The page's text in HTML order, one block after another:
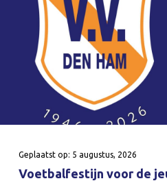
Geplaatst op: 5 augustus, 2026
Voetbalfestijn voor de